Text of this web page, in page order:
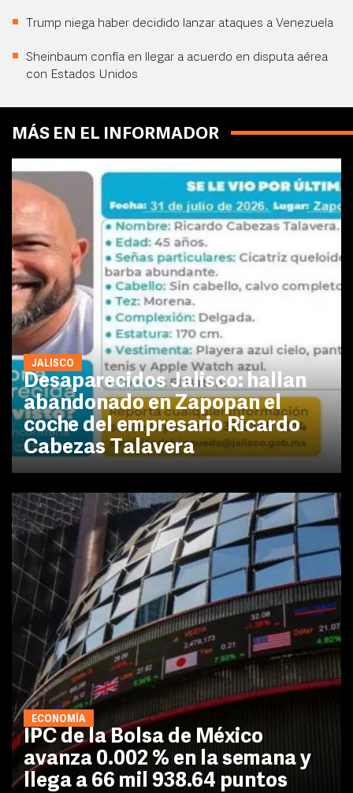
Trump niega haber decidido lanzar ataques a Venezuela
Sheinbaum confía en llegar a acuerdo en disputa aérea
con Estados Unidos
MÁS EN EL INFORMADOR
JALISCO
Desaparecidos Jalisco: hallan
abandonado en Zapopan el
coche del empresario Ricardo
Cabezas Talavera
ECONOMÍA
IPC de la Bolsa de México
avanza 0.002 % en la semana y
llega a 66 mil 938.64 puntos